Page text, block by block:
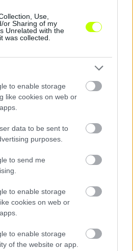
Use,
or Sharing of my
Unrelated with the
was collected.
to enable storage
like cookies on web or
data to be sent to
purposes.
to send me
to enable storage
cookies on web or
to enable storage
of the website or app.
Vasas álomszerű kezdés után
robog az élvonalban. A két értékes
az angyalföldiek első győzelme.
2026.08.08. |
forduló programját az
III-at is érinti a hétfői döntés.